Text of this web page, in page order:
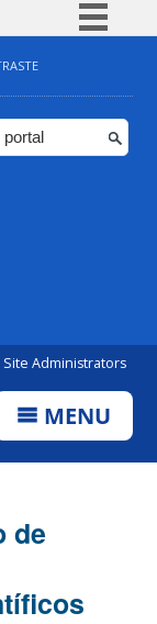
BR
Site Administrators
MENU
de